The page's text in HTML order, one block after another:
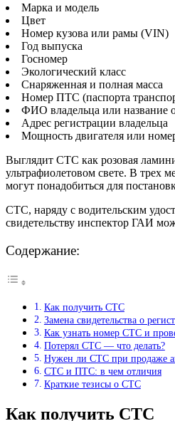
Марка и модель
Цвет
Номер кузова или рамы (VIN)
Год выпуска
Госномер
Экологический класс
Снаряженная и полная масса
Номер ПТС (паспорта
ФИО владельца или название
Адрес регистрации владельца
Мощность двигателя или
Выглядит СТС как розовая
ультрафиолетовом свете. В трех
могут понадобиться для
СТС, наряду с водительским
свидетельству инспектор ГАИ
Содержание:
Как получить СТС
Замена свидетельства о
Как узнать номер СТС и
Потерял СТС — что делать?
Нужен ли СТС при продаже
СТС и ПТС: в чем отличия
Краткие тезисы о СТС
Как получить СТС